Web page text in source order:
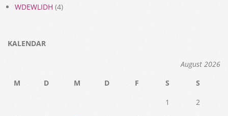
WDEWLIDH (4)
KALENDAR
August 2026
M
D M D F S
S
1
2